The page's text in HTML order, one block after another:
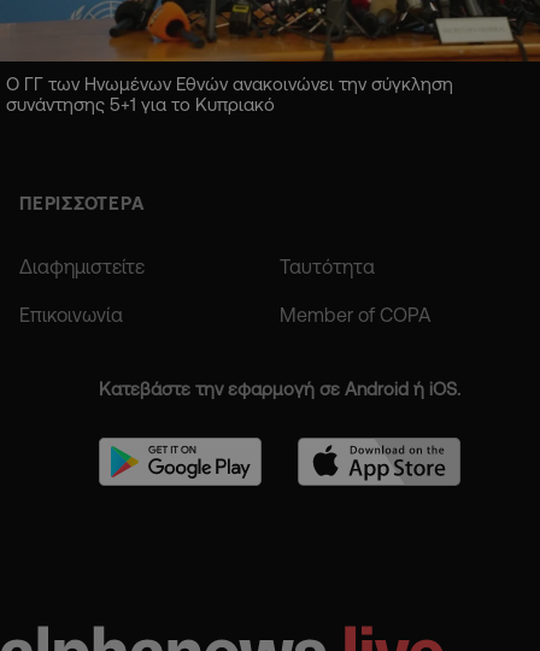
Ο ΓΓ των Ηνωμένων Εθνών ανακοινώνει την σύγκληση
συνάντησης 5+1 για το Κυπριακό
ΠΕΡΙΣΣΟΤΕΡΑ
Διαφημιστείτε Ταυτότητα
Επικοινωνία Member of COPA
Κατεβάστε την εφαρμογή σε Android ή iOS.